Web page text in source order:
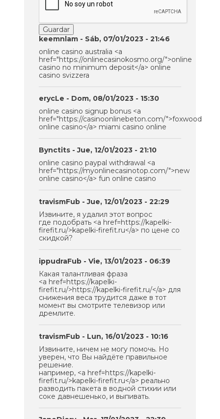
keemnlam - Sáb, 07/01/2023 - 21:46
online casino australia <a
href="https://onlinecasinokosmo.org/">online
casino no minimum deposit</a> online
casino svizzera
erycLe - Dom, 08/01/2023 - 15:30
online casino signup bonus <a
href="https://casinoonlinebeton.com/">foxwood
online casino</a> miami casino online
Bynctits - Jue, 12/01/2023 - 21:10
online casino paypal withdrawal <a
href="https://myonlinecasinotop.com/">new
online casino</a> fun online casino
travismFub - Jue, 12/01/2023 - 22:29
Извините, я удалил этот вопрос
где подобрать <a href=https://kapelki-
firefit.ru/>kapelki-firefit.ru</a> по цене со
скидкой?
ippudraFub - Vie, 13/01/2023 - 06:39
Какая талантливая фраза
<a href=https://kapelki-
firefit.ru/>https://kapelki-firefit.ru/</a> для
снижения веса трудится даже в тот
момент вы смотрите телевизор или
дремлите.
travismFub - Lun, 16/01/2023 - 10:16
Извините, ничем не могу помочь. Но
уверен, что Вы найдёте правильное
решение.
например, <a href=https://kapelki-
firefit.ru/>kapelki-firefit.ru</a> реально
разводить пакета в водной стихии или
соке давнешенько, и выпивать.